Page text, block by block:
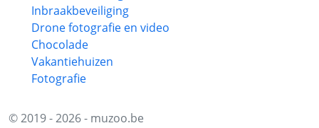
Inbraakbeveiliging
Drone fotografie en video
Chocolade
Vakantiehuizen
Fotografie
© 2019 - 2026 - muzoo.be